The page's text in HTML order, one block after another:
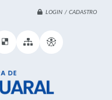
LOGIN / CADASTRO